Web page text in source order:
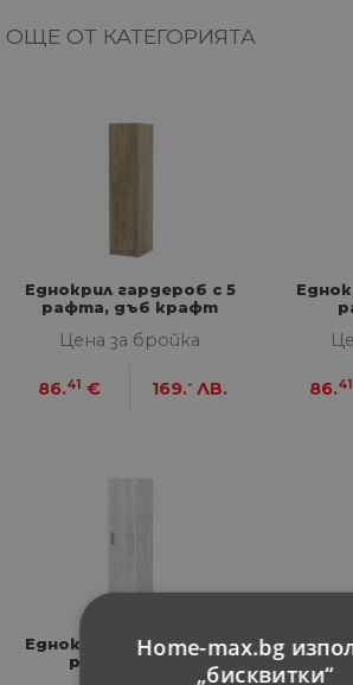
ОЩЕ ОТ КАТЕГОРИЯТА
Еднокрил гардероб с 5
рафта, дъб крафт
Цена за бройка
86.41 € 169.- ЛВ. 86.41
Еднокрил гардероб с 5
рафта Капри
Home-max.bg
„бисквитки“